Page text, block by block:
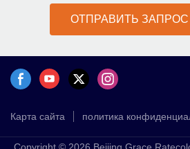
ОТПРАВИТЬ
Карта сайта политика